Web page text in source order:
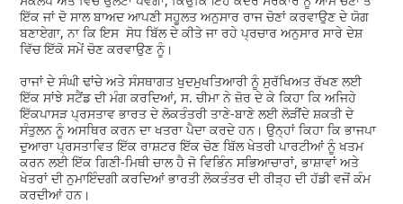
ਇੱਕ ਜਾਂ ਦੋ ਸਾਲ ਬਾਅਦ ਆਪਣੀ ਸਹੂਲਤ ਅਨੁਸਾਰ ਰਾਜ ਚੋਣਾਂ ਕਰਵਾਉਣ ਦੇ ਯੋਗ
ਬਣਾਏਗਾ, ਨਾ ਕਿ ਇਸ ਸੋਧ ਬਿੱਲ ਦੇ ਕੀਤੇ ਜਾ ਰਹੇ ਪ੍ਰਚਾਰ ਅਨੁਸਾਰ ਸਾਰੇ ਦੇਸ਼
ਵਿੱਚ ਇੱਕੋ ਸਮੇਂ ਚੋਣ ਕਰਵਾਉਣ ਨੂੰ।
ਰਾਜਾਂ ਦੇ ਸੰਘੀ ਢਾਂਚੇ ਅਤੇ ਸੰਸਥਾਗਤ ਖੁਦਮੁਖਤਿਆਰੀ ਨੂੰ ਸੁਰੱਖਿਅਤ ਰੱਖਣ ਲਈ
ਇੱਕ ਸਾਂਝੇ ਸਟੈਂਡ ਦੀ ਮੰਗ ਕਰਦਿਆਂ, ਸ. ਚੀਮਾ ਨੇ ਜ਼ੋਰ ਦੇ ਕੇ ਕਿਹਾ ਕਿ ਅਜਿਹੇ
ਇੱਕਪਾਸੜ ਪ੍ਰਸਤਾਵ ਭਾਰਤ ਦੇ ਲੋਕਤੰਤਰੀ ਤਾਣੇ-ਬਾਣੇ ਲਈ ਲੋੜੀਂਦੇ ਸ਼ਕਤੀ ਦੇ
ਸੰਤੁਲਨ ਨੂੰ ਅਸਥਿਰ ਕਰਨ ਦਾ ਖਤਰਾ ਪੈਦਾ ਕਰਦੇ ਹਨ। ਉਨ੍ਹਾਂ ਕਿਹਾ ਕਿ ਭਾਜਪਾ
ਦੁਆਰਾ ਪ੍ਰਸਤਾਵਿਤ ਇੱਕ ਰਾਸ਼ਟਰ ਇੱਕ ਚੋਣ ਬਿੱਲ ਖੇਤਰੀ ਪਾਰਟੀਆਂ ਨੂੰ ਖਤਮ
ਕਰਨ ਲਈ ਇੱਕ ਗਿਣੀ-ਮਿਥੀ ਚਾਲ ਹੈ ਜੋ ਵਿਭਿੰਨ ਸਭਿਆਚਾਰਾਂ, ਭਾਸ਼ਾਵਾਂ ਅਤੇ
ਖੇਤਰਾਂ ਦੀ ਨੁਮਾਇੰਦਗੀ ਕਰਦਿਆਂ ਭਾਰਤੀ ਲੋਕਤੰਤਰ ਦੀ ਰੀੜ੍ਹ ਦੀ ਹੱਡੀ ਵਜੋਂ ਕੰਮ
ਕਰਦੀਆਂ ਹਨ।